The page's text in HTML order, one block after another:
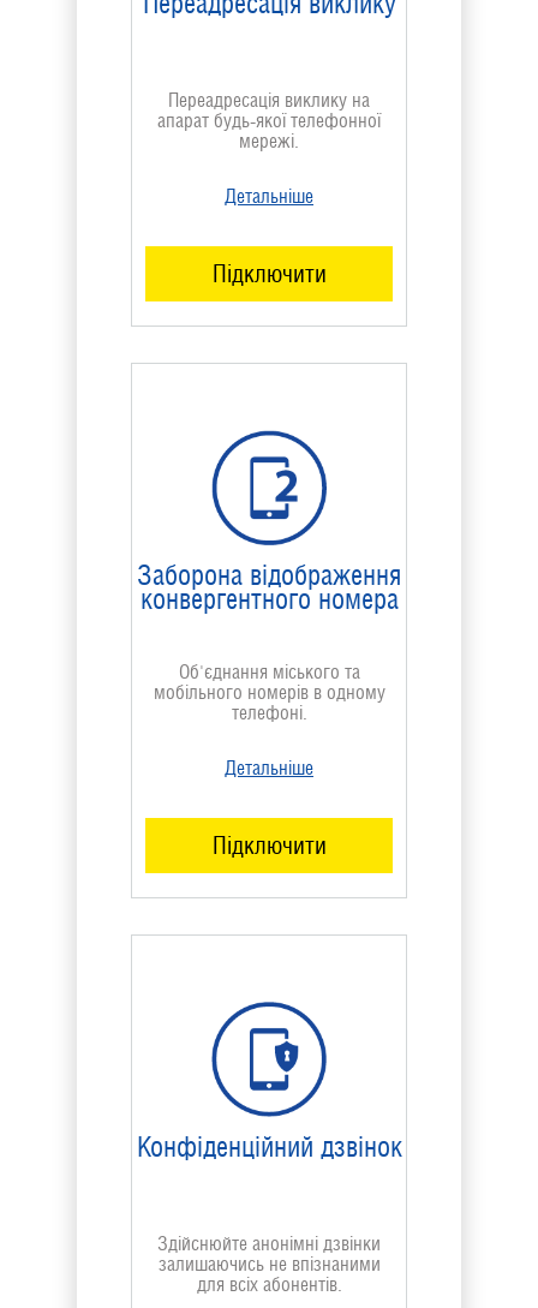
Переадресація виклику на
апарат будь-якої телефонної
мережі.
Детальніше
Підключити
Заборона відображення
конвергентного номера
Об'єднання міського та
мобільного номерів в одному
телефоні.
Детальніше
Підключити
Конфіденційний дзвінок
Здійснюйте анонімні дзвінки
залишаючись не впізнаними
для всіх абонентів.